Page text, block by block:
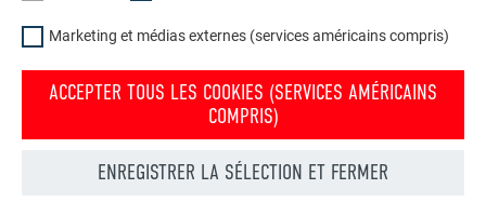
Marketing et médias externes (services américains compris)
ACCEPTER TOUS LES COOKIES (SERVICES AMÉRICAINS
COMPRIS)
ENREGISTRER LA SÉLECTION ET FERMER